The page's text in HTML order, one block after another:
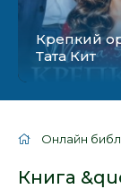
Крепкий
Тата Кит
Онлайн
Книга